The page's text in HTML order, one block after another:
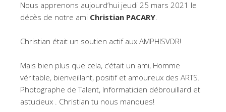
Nous apprenons aujourd’hui jeudi 25 mars 2021 le
décès de notre ami Christian PACARY
Christian était un soutien actif aux AMPHISVDR!
Mais bien plus que cela, c’était un ami, Homme
véritable, bienveillant, positif et amoureux des ARTS.
Photographe de Talent, Informaticien débrouillard et
astucieux . Christian tu nous manques!